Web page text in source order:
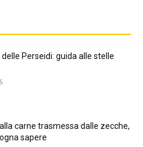
delle Perseidi: guida alle stelle
carne trasmessa dalle zecche,
sapere